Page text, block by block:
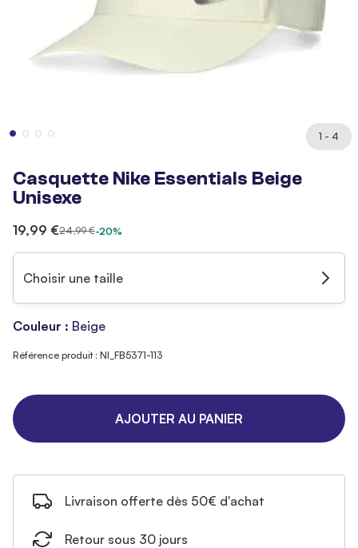
1 - 4
Casquette Nike Essentials Beige
Unisexe
19,99 €24,99 €-20%
Choisir une taille
Couleur : Beige
Référence produit : NI_FB5371-113
AJOUTER AU PANIER
Livraison offerte dès 50€ d'achat
Retour sous 30 jours